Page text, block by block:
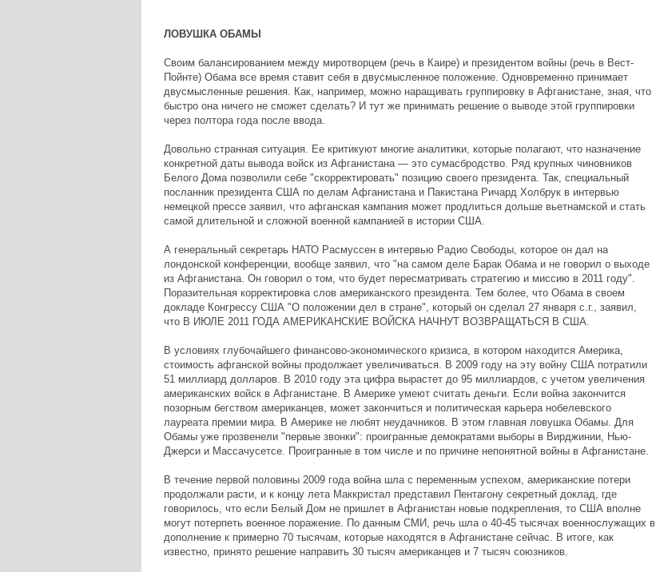
ЛОВУШКА ОБАМЫ
Своим балансированием между миротворцем (речь в Каире) и президентом войны (речь в Вест-
Пойнте) Обама все время ставит себя в двусмысленное положение. Одновременно принимает
двусмысленные решения. Как, например, можно наращивать группировку в Афганистане, зная, что
быстро она ничего не сможет сделать? И тут же принимать решение о выводе этой группировки
через полтора года после ввода.
Довольно странная ситуация. Ее критикуют многие аналитики, которые полагают, что назначение
конкретной даты вывода войск из Афганистана — это сумасбродство. Ряд крупных чиновников
Белого Дома позволили себе "скорректировать" позицию своего президента. Так, специальный
посланник президента США по делам Афганистана и Пакистана Ричард Холбрук в интервью
немецкой прессе заявил, что афганская кампания может продлиться дольше вьетнамской и стать
самой длительной и сложной военной кампанией в истории США.
А генеральный секретарь НАТО Расмуссен в интервью Радио Свободы, которое он дал на
лондонской конференции, вообще заявил, что "на самом деле Барак Обама и не говорил о выходе
из Афганистана. Он говорил о том, что будет пересматривать стратегию и миссию в 2011 году".
Поразительная корректировка слов американского президента. Тем более, что Обама в своем
докладе Конгрессу США "О положении дел в стране", который он сделал 27 января с.г., заявил,
что В ИЮЛЕ 2011 ГОДА АМЕРИКАНСКИЕ ВОЙСКА НАЧНУТ ВОЗВРАЩАТЬСЯ В США.
В условиях глубочайшего финансово-экономического кризиса, в котором находится Америка,
стоимость афганской войны продолжает увеличиваться. В 2009 году на эту войну США потратили
51 миллиард долларов. В 2010 году эта цифра вырастет до 95 миллиардов, с учетом увеличения
американских войск в Афганистане. В Америке умеют считать деньги. Если война закончится
позорным бегством американцев, может закончиться и политическая карьера нобелевского
лауреата премии мира. В Америке не любят неудачников. В этом главная ловушка Обамы. Для
Обамы уже прозвенели "первые звонки": проигранные демократами выборы в Вирджинии, Нью-
Джерси и Массачусетсе. Проигранные в том числе и по причине непонятной войны в Афганистане.
В течение первой половины 2009 года война шла с переменным успехом, американские потери
продолжали расти, и к концу лета Маккристал представил Пентагону секретный доклад, где
говорилось, что если Белый Дом не пришлет в Афганистан новые подкрепления, то США вполне
могут потерпеть военное поражение. По данным СМИ, речь шла о 40-45 тысячах военнослужащих в
дополнение к примерно 70 тысячам, которые находятся в Афганистане сейчас. В итоге, как
известно, принято решение направить 30 тысяч американцев и 7 тысяч союзников.